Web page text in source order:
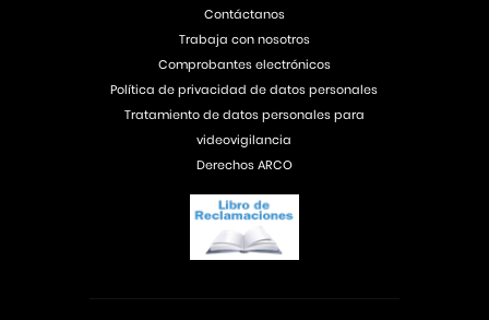
Contáctanos
Trabaja con nosotros
Comprobantes electrónicos
Política de privacidad de datos personales
Tratamiento de datos personales para
videovigilancia
Derechos ARCO